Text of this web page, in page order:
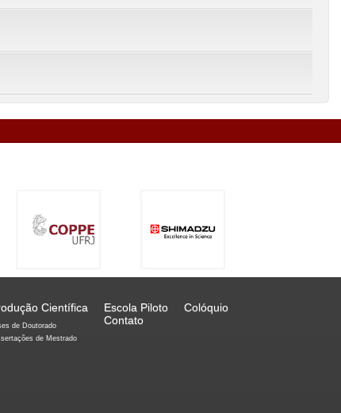
Científica
de Doutorado
de Mestrado
Escola Piloto
Colóquio
Contato